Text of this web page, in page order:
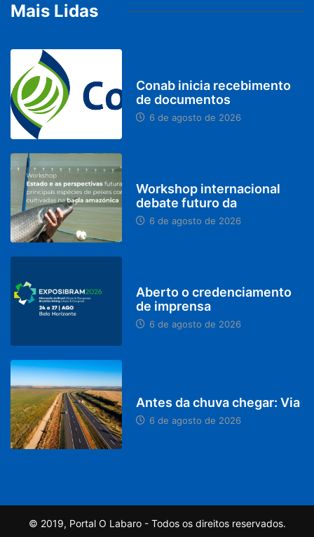
Mais Lidas
Conab inicia recebimento
de documentos
6 de agosto de 2026
Workshop internacional
debate futuro da
6 de agosto de 2026
Aberto o credenciamento
de imprensa
6 de agosto de 2026
Antes da chuva chegar: Via
6 de agosto de 2026
© 2019, Portal O Labaro - Todos os direitos reservados.